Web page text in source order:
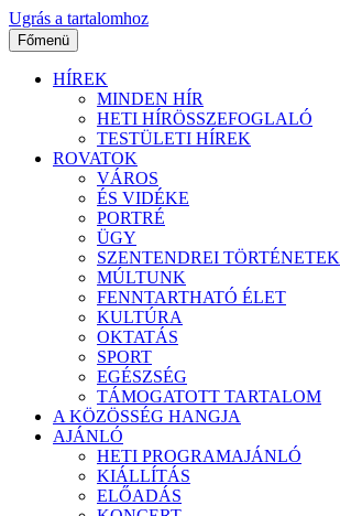
Ugrás a tartalomhoz
Főmenü
HÍREK
MINDEN HÍR
HETI HÍRÖSSZEFOGLALÓ
TESTÜLETI HÍREK
ROVATOK
VÁROS
ÉS VIDÉKE
PORTRÉ
ÜGY
SZENTENDREI TÖRTÉNETEK
MÚLTUNK
FENNTARTHATÓ ÉLET
KULTÚRA
OKTATÁS
SPORT
EGÉSZSÉG
TÁMOGATOTT TARTALOM
A KÖZÖSSÉG HANGJA
AJÁNLÓ
HETI PROGRAMAJÁNLÓ
KIÁLLÍTÁS
ELŐADÁS